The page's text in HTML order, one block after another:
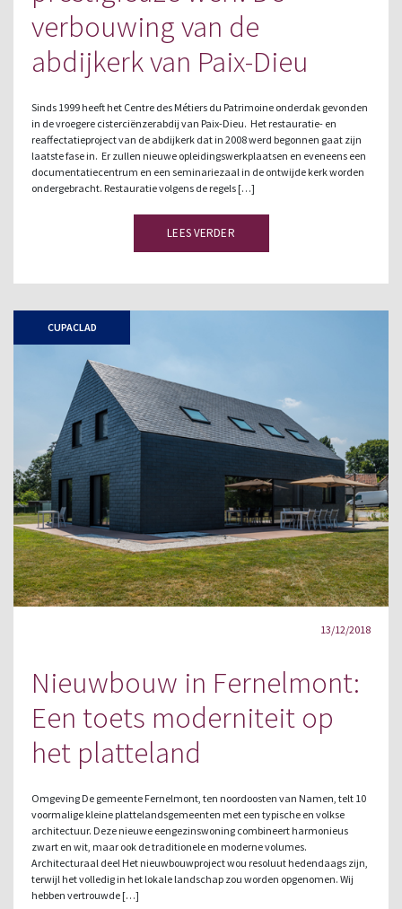
verbouwing van de
abdijkerk van Paix-Dieu
Sinds 1999 heeft het Centre des Métiers du Patrimoine onderdak gevonden
in de vroegere cisterciënzerabdij van Paix-Dieu. Het restauratie- en
reaffectatieproject van de abdijkerk dat in 2008 werd begonnen gaat zijn
laatste fase in. Er zullen nieuwe opleidingswerkplaatsen en eveneens een
documentatiecentrum en een seminariezaal in de ontwijde kerk worden
ondergebracht. Restauratie volgens de regels […]
LEES VERDER
CUPACLAD
13/12/2018
Nieuwbouw in Fernelmont:
Een toets moderniteit op
het platteland
Omgeving De gemeente Fernelmont, ten noordoosten van Namen, telt 10
voormalige kleine plattelandsgemeenten met een typische en volkse
architectuur. Deze nieuwe eengezinswoning combineert harmonieus
zwart en wit, maar ook de traditionele en moderne volumes.
Architecturaal deel Het nieuwbouwproject wou resoluut hedendaags zijn,
terwijl het volledig in het lokale landschap zou worden opgenomen. Wij
hebben vertrouwde […]